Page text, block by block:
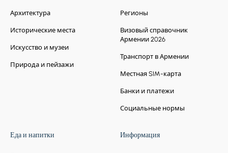
высотой 46-49 метров был разрушен,
после которого подобные церкви в
Армении больше не строились. Настоящий
облик Звартноцв долгое время был
неизвестен, пока архитектор Т. Тораманян
предложил реальную первоначальную
форму церкви, что впоследствии было
Архитектура
Исторические места
Искусство и музеи
Природа и пейзажи
Регионы
Визовый справочник
Армении 2026
Транспорт в Армении
Местная SIM-карта
Банки и платежи
Социальные нормы
Еда и напитки Информация